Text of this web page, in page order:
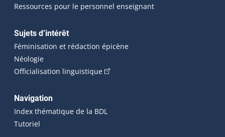
Ressources pour le personnel enseignant
Sujets d’intérêt
Féminisation et rédaction épicène
Néologie
Officialisation linguistique(Cet hyperlien externe s'ouvrira
Navigation
Index thématique de la BDL
Tutoriel